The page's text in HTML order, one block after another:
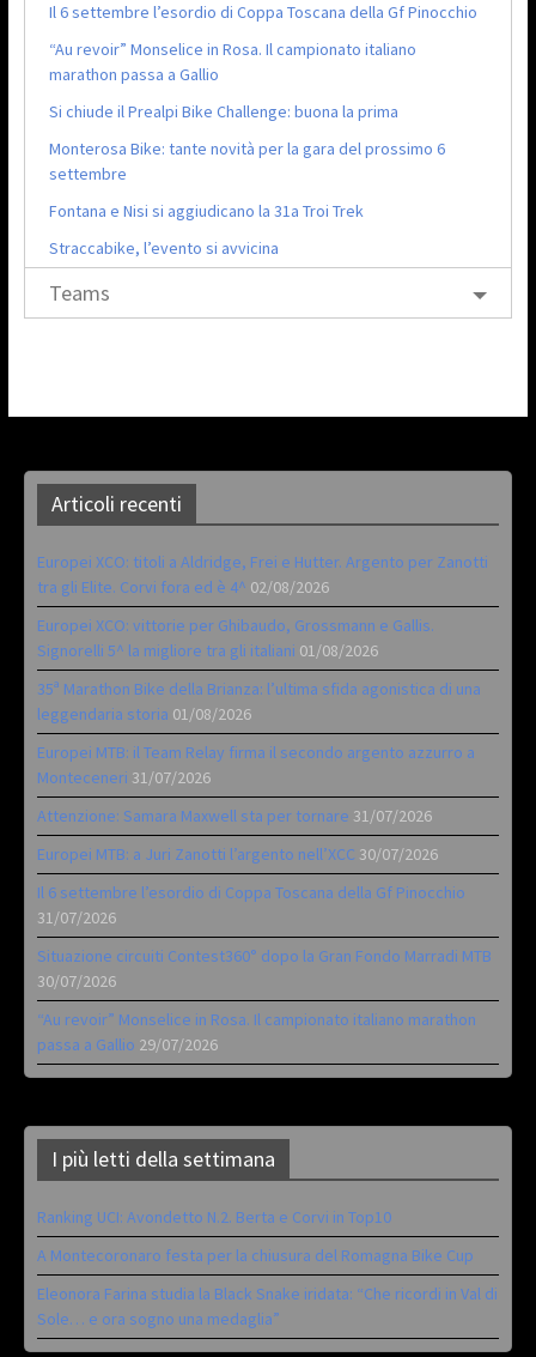
Il 6 settembre l’esordio di Coppa Toscana della Gf Pinocchio
“Au revoir” Monselice in Rosa. Il campionato italiano
marathon passa a Gallio
Si chiude il Prealpi Bike Challenge: buona la prima
Monterosa Bike: tante novità per la gara del prossimo 6
settembre
Fontana e Nisi si aggiudicano la 31a Troi Trek
Straccabike, l’evento si avvicina
Teams
Articoli recenti
Europei XCO: titoli a Aldridge, Frei e Hutter. Argento per Zanotti
tra gli Elite. Corvi fora ed è 4^ 02/08/2026
Europei XCO: vittorie per Ghibaudo, Grossmann e Gallis.
Signorelli 5^ la migliore tra gli italiani 01/08/2026
35ª Marathon Bike della Brianza: l’ultima sfida agonistica di una
leggendaria storia 01/08/2026
Europei MTB: il Team Relay firma il secondo argento azzurro a
Monteceneri 31/07/2026
Attenzione: Samara Maxwell sta per tornare 31/07/2026
Europei MTB: a Juri Zanotti l’argento nell’XCC 30/07/2026
Il 6 settembre l’esordio di Coppa Toscana della Gf Pinocchio
31/07/2026
Situazione circuiti Contest360° dopo la Gran Fondo Marradi MTB
30/07/2026
“Au revoir” Monselice in Rosa. Il campionato italiano marathon
passa a Gallio 29/07/2026
I più letti della settimana
Ranking UCI: Avondetto N.2. Berta e Corvi in Top10
A Montecoronaro festa per la chiusura del Romagna Bike Cup
Eleonora Farina studia la Black Snake iridata: “Che ricordi in Val di
Sole… e ora sogno una medaglia”